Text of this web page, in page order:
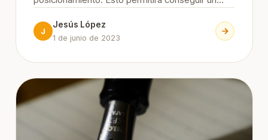
orgánicas. Si tienes un sitio web necesitas a
alguien que reúna las hab
J
Jesús López
1 de junio de 2023